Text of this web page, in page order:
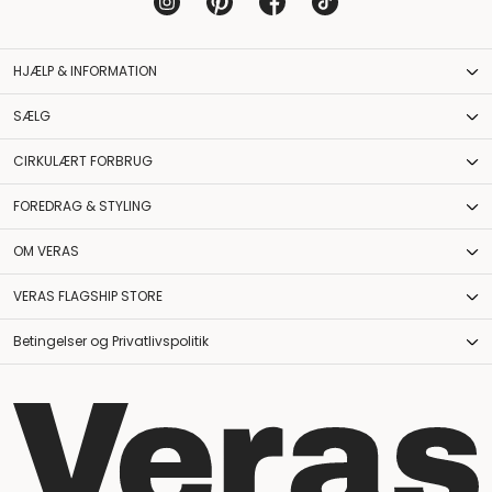
HJÆLP & INFORMATION
SÆLG
CIRKULÆRT FORBRUG
FOREDRAG & STYLING
OM VERAS
VERAS FLAGSHIP STORE
Betingelser og Privatlivspolitik